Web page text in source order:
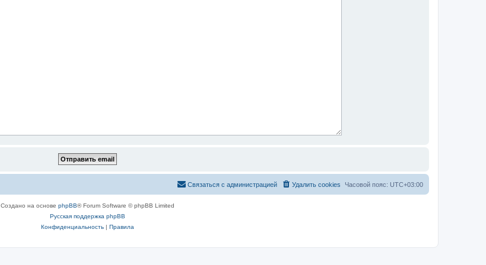
Часовой пояс: UTC+03:00
Удалить cookies
Связаться с администрацией
Создано на основе phpBB® Forum Software © phpBB Limited
Русская поддержка phpBB
Конфиденциальность| Правила